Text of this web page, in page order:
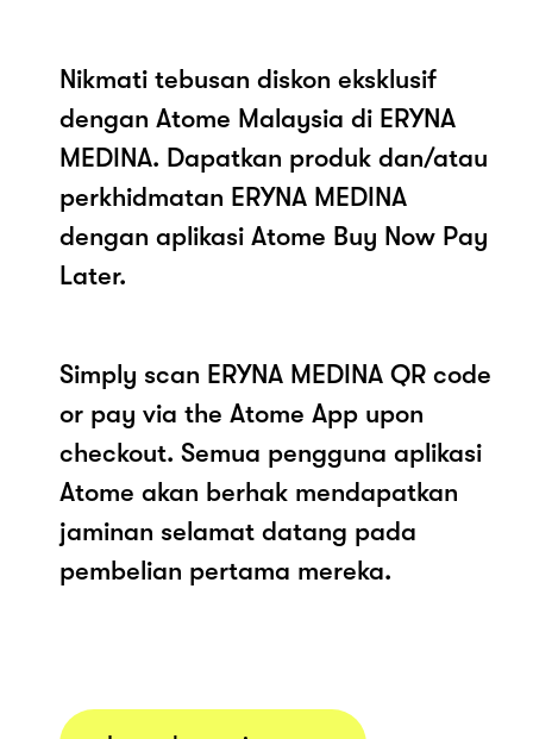
Nikmati tebusan diskon eksklusif
dengan Atome Malaysia di ERYNA
MEDINA. Dapatkan produk dan/atau
perkhidmatan ERYNA MEDINA
dengan aplikasi Atome Buy Now Pay
Later.
Simply scan ERYNA MEDINA QR code
or pay via the Atome App upon
checkout. Semua pengguna aplikasi
Atome akan berhak mendapatkan
jaminan selamat datang pada
pembelian pertama mereka.